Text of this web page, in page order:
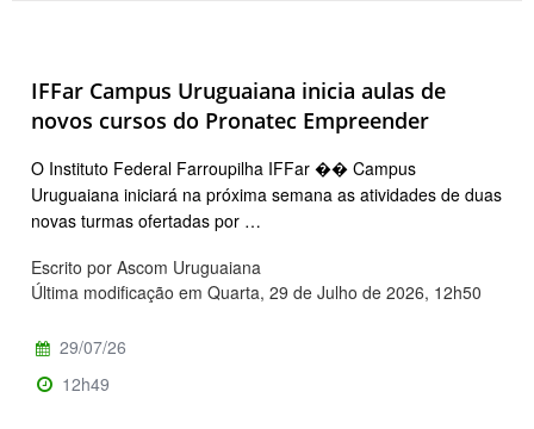
IFFar Campus Uruguaiana inicia aulas de
novos cursos do Pronatec Empreender
O Instituto Federal Farroupilha IFFar �� Campus
Uruguaiana iniciará na próxima semana as atividades de duas
novas turmas ofertadas por …
Escrito por Ascom Uruguaiana
Última modificação em Quarta, 29 de Julho de 2026, 12h50
29/07/26
12h49